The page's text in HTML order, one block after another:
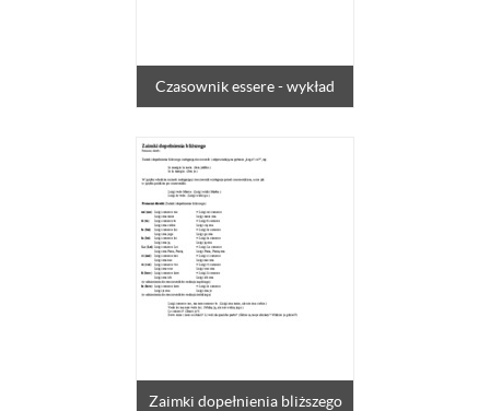
Czasownik essere - wykład
Zaimki dopełnienia bliższego